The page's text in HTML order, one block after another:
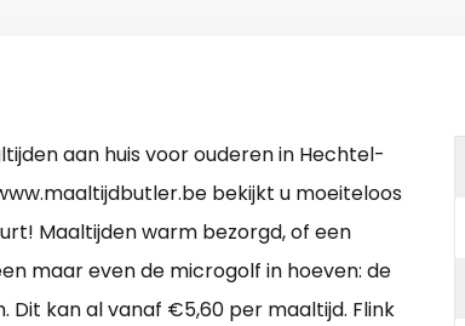
aan huis voor ouderen in Hechtel-
bekijkt u moeiteloos
Maaltijden warm bezorgd, of een
maar even de microgolf in hoeven: de
Dit kan al vanaf €5,60 per maaltijd. Flink